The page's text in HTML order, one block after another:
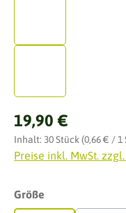
Regulärer Preis:
19,90 €
Inhalt: 30 Stück (0,66 € / 1
Preise inkl. MwSt.
Größe